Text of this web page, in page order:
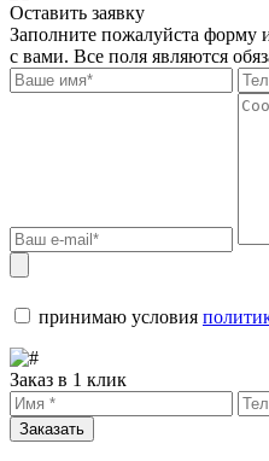
Оставить заявку
Заполните пожалуйста форму
с вами. Все поля являются
принимаю условия
Заказ в 1 клик
Заказать